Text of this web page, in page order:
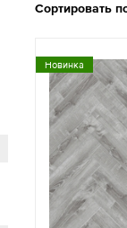
Сортировать
Новинка